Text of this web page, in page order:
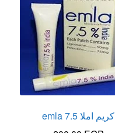
كريم املا 7.5 emla